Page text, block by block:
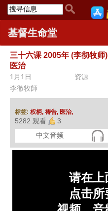
基督生命堂
三十六课 2005年 (李彻牧师)
医治
1月1日
资源
李徹牧師
标签: 权柄, 祷告, 医治,
5282 观看
3
中文音频